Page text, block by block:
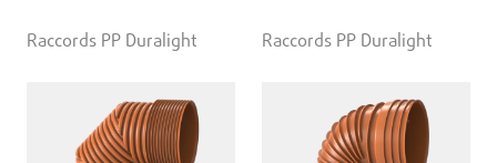
Raccords PP Duralight Raccords PP Duralight